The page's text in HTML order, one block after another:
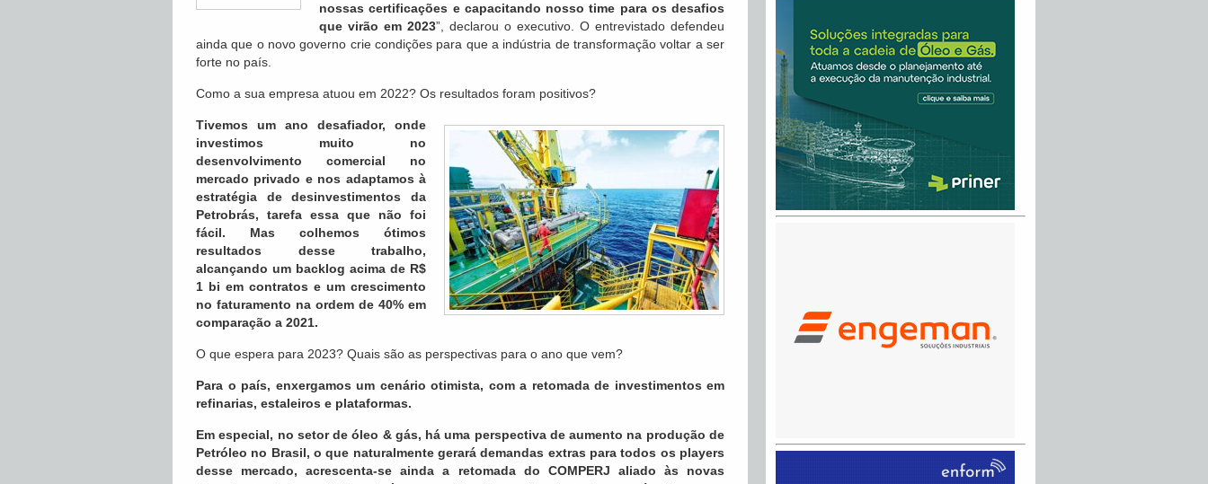
nossas certificações e capacitando nosso time para os desafios
que virão em 2023”, declarou o executivo. O entrevistado defendeu
ainda que o novo governo crie condições para que a indústria de transformação voltar a ser
forte no país.
Como a sua empresa atuou em 2022? Os resultados foram positivos?
Tivemos um ano desafiador, onde
investimos muito no
desenvolvimento comercial no
mercado privado e nos adaptamos à
estratégia de desinvestimentos da
Petrobrás, tarefa essa que não foi
fácil. Mas colhemos ótimos
resultados desse trabalho,
alcançando um backlog acima de R$
1 bi em contratos e um crescimento
no faturamento na ordem de 40% em
comparação a 2021.
O que espera para 2023? Quais são as perspectivas para o ano que vem?
Para o país, enxergamos um cenário otimista, com a retomada de investimentos em
refinarias, estaleiros e plataformas.
Em especial, no setor de óleo & gás, há uma perspectiva de aumento na produção de
Petróleo no Brasil, o que naturalmente gerará demandas extras para todos os players
desse mercado, acrescenta-se ainda a retomada do COMPERJ aliado às novas